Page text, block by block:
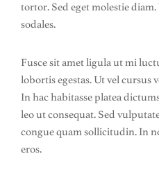
tortor. Sed eget molestie
sodales.
Fusce sit amet ligula ut mi
lobortis egestas. Ut vel cursus
In hac habitasse platea
leo ut consequat. Sed
congue quam sollicitudin. In
eros.